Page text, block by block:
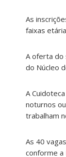
As
faixas
A oferta do
do Núcleo
A
noturnos
trabalham
As 40
conforme a